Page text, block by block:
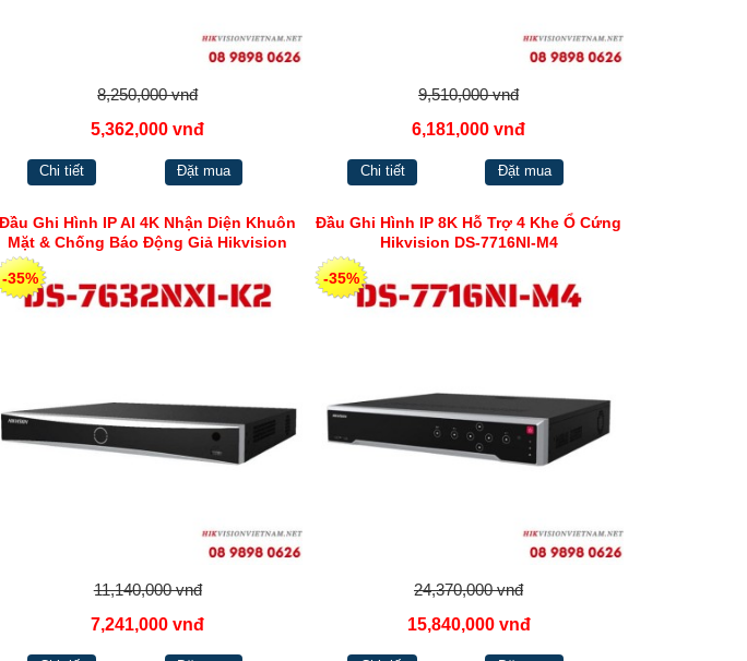
8,250,000 vnđ
5,362,000 vnđ
Chi tiết Đặt mua
9,510,000 vnđ
6,181,000 vnđ
Chi tiết Đặt mua
Đầu Ghi Hình IP AI 4K Nhận Diện Khuôn
Mặt & Chống Báo Động Giả Hikvision
-35%
11,140,000 vnđ
7,241,000 vnđ
Đầu Ghi Hình IP 8K Hỗ Trợ 4 Khe Ổ Cứng
Hikvision DS-7716NI-M4
-35%
24,370,000 vnđ
15,840,000 vnđ